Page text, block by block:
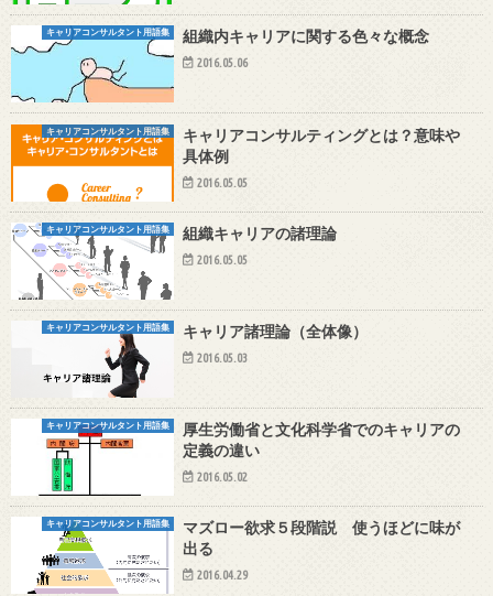
キャリアコンサルタント用語集 組織内キャリアに関する色々な概念
2016.05.06
キャリアコンサルタント用語集
キャリアコンサルティングとは？意味や
具体例
2016.05.05
キャリアコンサルタント用語集 組織キャリアの諸理論
2016.05.05
キャリアコンサルタント用語集 キャリア諸理論（全体像）
2016.05.03
キャリアコンサルタント用語集
厚生労働省と文化科学省でのキャリアの
定義の違い
2016.05.02
キャリアコンサルタント用語集
マズロー欲求５段階説 使うほどに味が
出る
2016.04.29